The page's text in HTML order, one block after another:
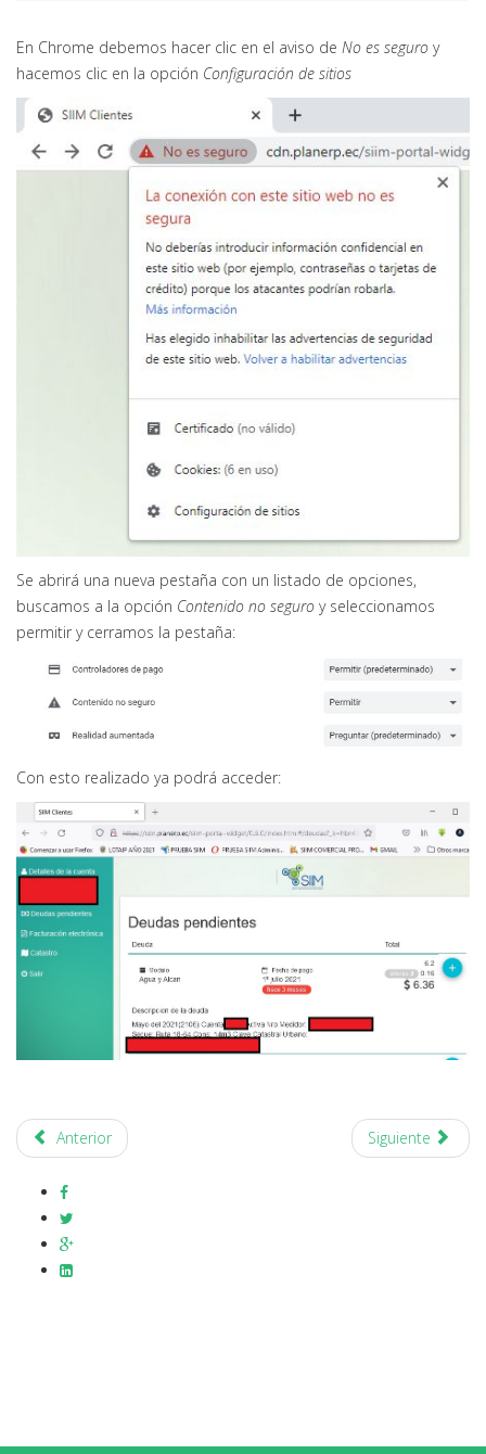
En Chrome debemos hacer clic en el aviso de No es seguro y
hacemos clic en la opción Configuración de sitios
Se abrirá una nueva pestaña con un listado de opciones,
buscamos a la opción Contenido no seguro y seleccionamos
permitir y cerramos la pestaña:
Con esto realizado ya podrá acceder:
Anterior Siguiente